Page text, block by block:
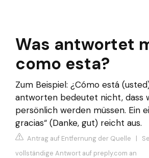
Was antwortet
como esta?
Zum Beispiel: ¿Cómo está
antworten bedeutet nicht, dass
persönlich werden müssen. Ein
gracias“ (Danke, gut) reicht aus.
Antrag auf Entfernung der Quelle |
vollständige Antwort auf preply.com an